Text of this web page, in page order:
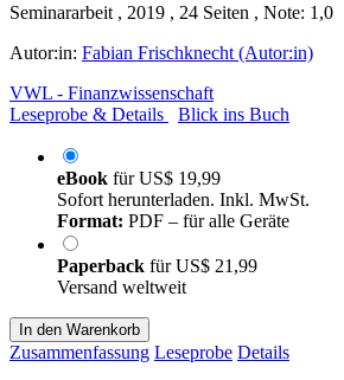
Seminararbeit , 2019 , 24 Seiten , Note: 1,0
Autor:in: Fabian Frischknecht (Autor:in)
VWL - Finanzwissenschaft
Leseprobe & Details
Blick ins Buch
eBook fürUS$ 19,99
Sofort herunterladen. Inkl. MwSt.
Format: PDF – für alle Geräte
Paperback fürUS$ 21,99
Versand weltweit
In den Warenkorb
Zusammenfassung Leseprobe Details